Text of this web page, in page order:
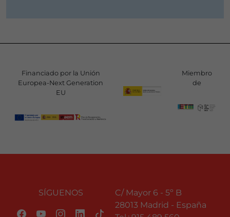
Financiado por la Unión
Europea-Next Generation
EU
Miembro
de
SÍGUENOS
C/ Mayor 6 - 5º B
28013 Madrid - España